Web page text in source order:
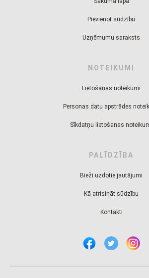
Pievienot sūdzību
Uzņēmumu saraksts
NOTEIKUMI
Lietošanas noteikumi
Personas datu apstrādes
Sīkdatņu lietošanas
PALĪDZĪBA
Bieži uzdotie jautājumi
Kā atrisināt sūdzību
Kontakti